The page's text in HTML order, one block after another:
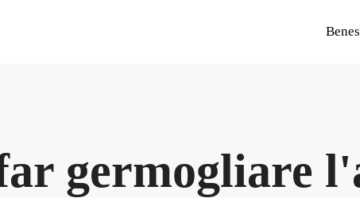
germogliare